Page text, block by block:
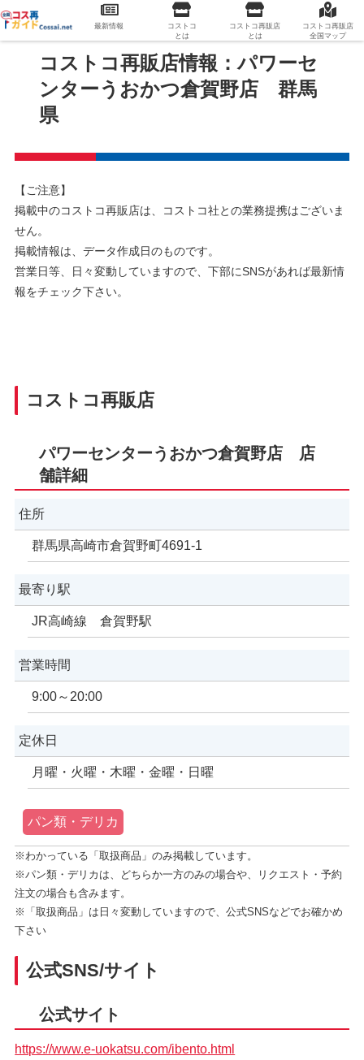
コストコ再販店情報：パワーセ
ンターうおかつ倉賀野店 群馬
県
【ご注意】
掲載中のコストコ再販店は、コストコ社との業務提携はございま
せん。
掲載情報は、データ作成日のものです。
営業日等、日々変動していますので、下部にSNSがあれば最新情
報をチェック下さい。
コストコ再販店
パワーセンターうおかつ倉賀野店 店
舗詳細
住所
群馬県高崎市倉賀野町4691-1
最寄り駅
JR高崎線 倉賀野駅
営業時間
9:00～20:00
定休日
月曜・火曜・木曜・金曜・日曜
パン類・デリカ
※わかっている「取扱商品」のみ掲載しています。
※パン類・デリカは、どちらか一方のみの場合や、リクエスト・予約
注文の場合も含みます。
※「取扱商品」は日々変動していますので、公式SNSなどでお確かめ
下さい
公式SNS/サイト
公式サイト
https://www.e-uokatsu.com/ibento.html
最新情報
コストコ
とは
コストコ再販店
とは
コストコ再販店
全国マップ